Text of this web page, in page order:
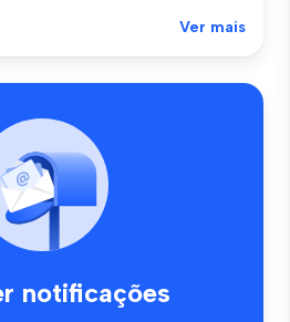
Ver mais
notificações